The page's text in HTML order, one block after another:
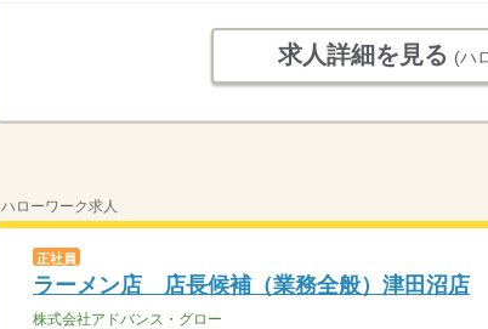
求人詳細を見る (ハ
ハローワーク求人
正社員
ラーメン店 店長候補（業務全般）津田沼店
株式会社アドバンス・グロー